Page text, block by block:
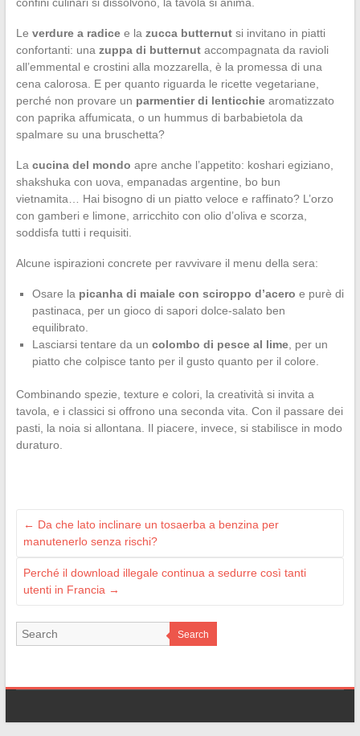
Le verdure a radicee la zucca butternutsi invitano in piatti
confortanti: una zuppa di butternutaccompagnata da ravioli
all’emmental e crostini alla mozzarella, è la promessa di una
cena calorosa. E per quanto riguarda le ricette vegetariane,
perché non provare un parmentier di lenticchiearomatizzato
con paprika affumicata, o un hummus di barbabietola da
spalmare su una bruschetta?
La cucina del mondo apre anche l’appetito: koshari egiziano,
shakshuka con uova, empanadas argentine, bo bun
vietnamita… Hai bisogno di un piatto veloce e raffinato? L’orzo
con gamberi e limone, arricchito con olio d’oliva e scorza,
soddisfa tutti i requisiti.
Alcune ispirazioni concrete per ravvivare il menu della sera:
Osare la picanha di maiale con sciroppo d’acero e purè di
pastinaca, per un gioco di sapori dolce-salato ben
equilibrato.
Lasciarsi tentare da un colombo di pesce al lime, per un
piatto che colpisce tanto per il gusto quanto per il colore.
Combinando spezie, texture e colori, la creatività si invita a
tavola, e i classici si offrono una seconda vita. Con il passare dei
pasti, la noia si allontana. Il piacere, invece, si stabilisce in modo
duraturo.
← Da che lato inclinare un tosaerba a benzina per
manutenerlo senza rischi?
Perché il download illegale continua a sedurre così tanti
utenti in Francia →
Search